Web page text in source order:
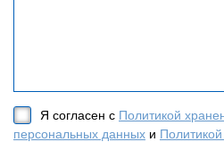
Я согласен с Политикой
персональных данных и